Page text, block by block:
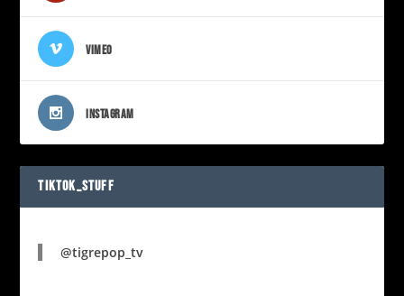
VIMEO
INSTAGRAM
TIKTOK_STUFF
@tigrepop_tv